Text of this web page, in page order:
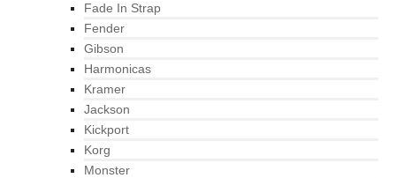
Fade In Strap
Fender
Gibson
Harmonicas
Kramer
Jackson
Kickport
Korg
Monster